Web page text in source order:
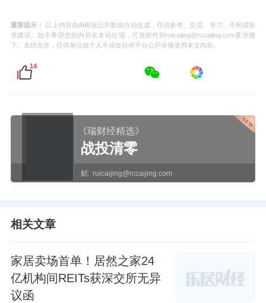
重要提示：
以上内容由AI根据公开数据自动生成，仅供参考、交流、学习，不构成投
资建议。如不希望您的内容在本站出现，可发邮件到ruicaijing@rccaijing.com要求撤
下。未经允许，任何单位或个人不得在任何平台公开传播使用本文内容。
14
《瑞财经精选》
战投清零
邮: ruicaijing@rccaijing.com
相关文章
家居卖场首单！居然之家24
亿机构间REITs获深交所无异
议函